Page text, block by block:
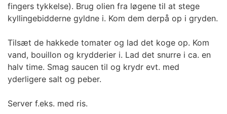
fingers tykkelse). Brug olien fra løgene til at stege
kyllingebidderne gyldne i. Kom dem derpå op i gryden.
Tilsæt de hakkede tomater og lad det koge op. Kom
vand, bouillon og krydderier i. Lad det snurre i ca. en
halv time. Smag saucen til og krydr evt. med
yderligere salt og peber.
Server f.eks. med ris.